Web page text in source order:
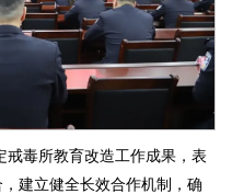
毒所教育改造工作成果，表
建立健全长效合作机制，确